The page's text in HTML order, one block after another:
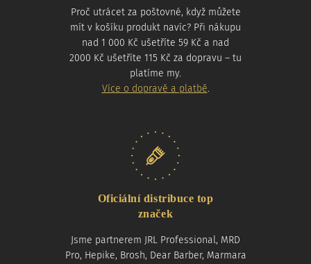
Proč utrácet za poštovné, když můžete
mít v košíku produkt navíc? Při nákupu
nad 1 000 Kč ušetříte 59 Kč a nad
2000 Kč ušetříte 115 Kč za dopravu – tu
platíme my.
Více o dopravě a platbě.
Oficiální distribuce top
značek
Jsme partnerem JRL Professional, MRD
Pro, Hepike, Brosh, Dear Barber, Marmara